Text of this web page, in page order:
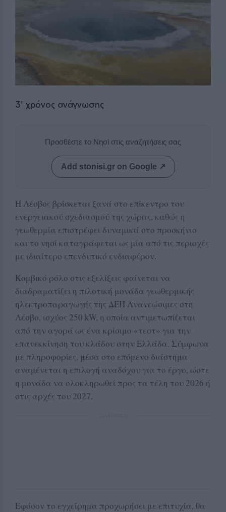
3' χρόνος ανάγνωσης
Προσθέστε το Νησί στις αναζητήσεις σας
Add stonisi.gr on Google ↗
Η Λέσβος βρίσκεται ξανά στο επίκεντρο του
ενεργειακού σχεδιασμού της χώρας, καθώς η
γεωθερμία επιστρέφει δυναμικά στο προσκήνιο
και το νησί καταγράφεται ως μία από τις περιοχές
με ιδιαίτερο επενδυτικό ενδιαφέρον.
Κομβικό ρόλο στις εξελίξεις φαίνεται να
διαδραματίζει η πιλοτική μονάδα γεωθερμικής
ηλεκτροπαραγωγής της ΔΕΗ Ανανεώσιμες στη
Λέσβο, ισχύος 250 kW, η οποία αντιμετωπίζεται
από την αγορά ως ένα κρίσιμο «τεστ» για την
επανεκκίνηση του κλάδου στην Ελλάδα. Σύμφωνα
με πληροφορίες, μέσα στο επόμενο διάστημα
αναμένεται η επιλογή αναδόχου για το έργο, ώστε
η μονάδα να ολοκληρωθεί προς τα τέλη του 2026 ή
στις αρχές του 2027.
Εφόσον το εγχείρημα προχωρήσει με επιτυχία, θα